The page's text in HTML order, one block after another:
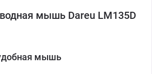
мышь Dareu LM135D
мышь